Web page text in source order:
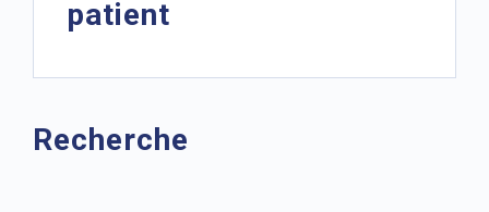
patient
Recherche